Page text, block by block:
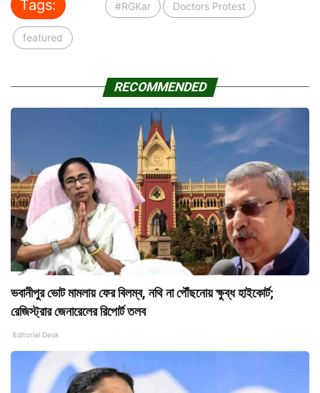
Tags: #RGKar Doctors Protest
featured
RECOMMENDED
ভবানীপুর ভোট মামলায় ফের বিলম্ব, নথি না পৌঁছনোয় ক্ষুব্ধ হাইকোর্ট;
রেজিস্ট্রার জেনারেলের রিপোর্ট তলব
Editorial Desk